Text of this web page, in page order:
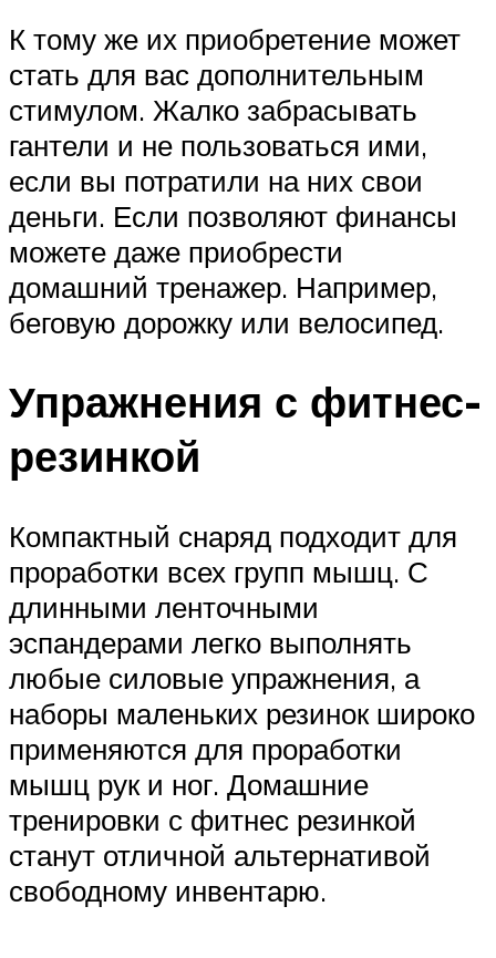
К тому же их приобретение может
стать для вас дополнительным
стимулом. Жалко забрасывать
гантели и не пользоваться ими,
если вы потратили на них свои
деньги. Если позволяют финансы
можете даже приобрести
домашний тренажер. Например,
беговую дорожку или велосипед.
Упражнения с фитнес-
резинкой
Компактный снаряд подходит для
проработки всех групп мышц. С
длинными ленточными
эспандерами легко выполнять
любые силовые упражнения, а
наборы маленьких резинок широко
применяются для проработки
мышц рук и ног. Домашние
тренировки с фитнес резинкой
станут отличной альтернативой
свободному инвентарю.